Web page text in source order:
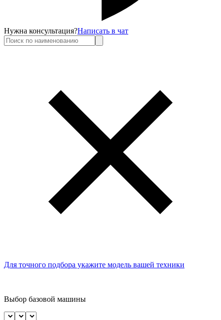
Нужна консультация?Написать в чат
Для точного подбора укажите модель вашей техники
Выбор базовой машины